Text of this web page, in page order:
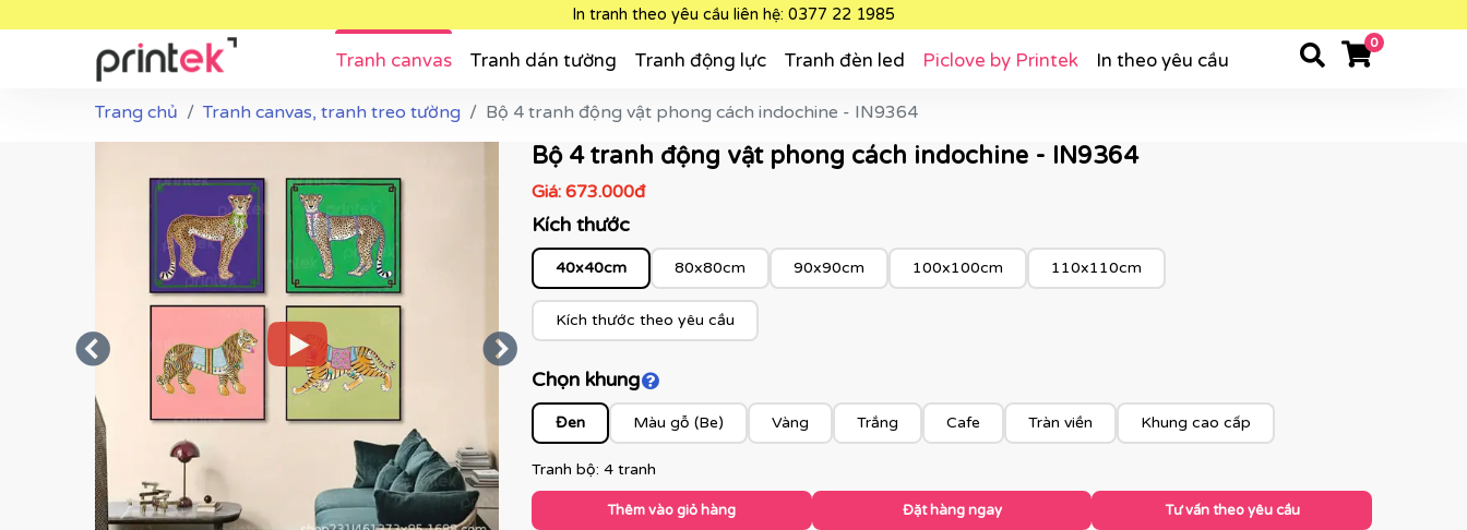
In tranh theo yêu cầu liên hệ: 0377 22 1985
Tranh canvas Tranh dán tường Tranh động lực Tranh đèn led Piclove by Printek In theo yêu cầu
0
Trang chủ Tranh canvas, tranh treo tường Bộ 4 tranh động vật phong cách indochine - IN9364
Bộ 4 tranh động vật phong cách indochine - IN9364
Giá: 673.000đ
Kích thước
40x40cm 80x80cm 90x90cm 100x100cm 110x110cm
Kích thước theo yêu cầu
Chọn khungClick để xem màu khung
Đen Màu gỗ (Be) Vàng Trắng Cafe Tràn viền Khung cao cấp
Tranh bộ: 4 tranh
Thêm vào giỏ hàng Đặt hàng ngay Tư vấn theo yêu cầu